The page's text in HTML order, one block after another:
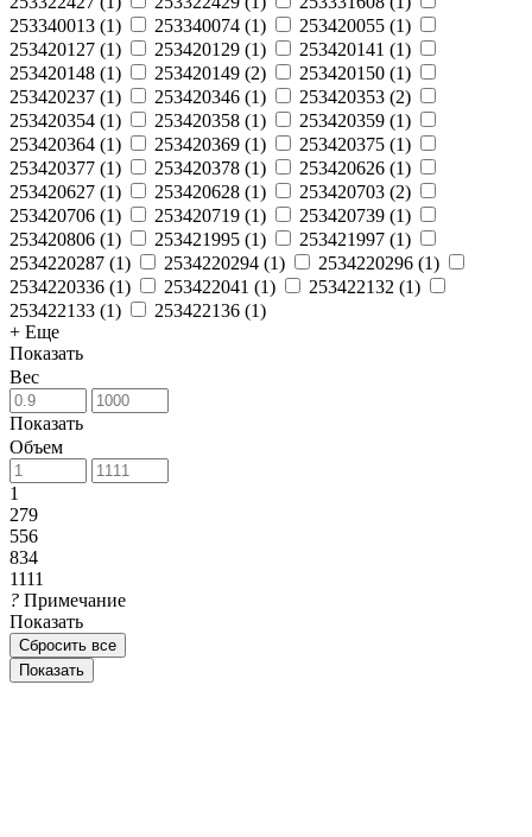
253340013 (1) 253340074 (1) 253420055 (1)
253420127 (1) 253420129 (1) 253420141 (1)
253420148 (1) 253420149 (2) 253420150 (1)
253420237 (1) 253420346 (1) 253420353 (2)
253420354 (1) 253420358 (1) 253420359 (1)
253420364 (1) 253420369 (1) 253420375 (1)
253420377 (1) 253420378 (1) 253420626 (1)
253420627 (1) 253420628 (1) 253420703 (2)
253420706 (1) 253420719 (1) 253420739 (1)
253420806 (1) 253421995 (1) 253421997 (1)
2534220287 (1) 2534220294 (1) 2534220296 (1)
2534220336 (1) 253422041 (1) 253422132 (1)
253422133 (1) 253422136 (1)
+ Еще
Показать
Вес
Показать
Объем
1
279
556
834
1111
? Примечание
Показать
Сбросить все